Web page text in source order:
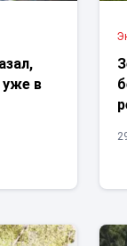
уже в